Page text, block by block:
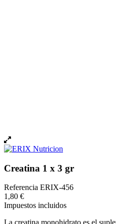
Creatina 1 x 3 gr
Referencia ERIX-456
1,80 €
Impuestos incluidos